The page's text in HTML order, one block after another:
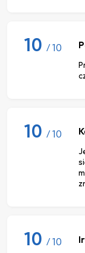
10 / 10
10 / 10
10 / 10